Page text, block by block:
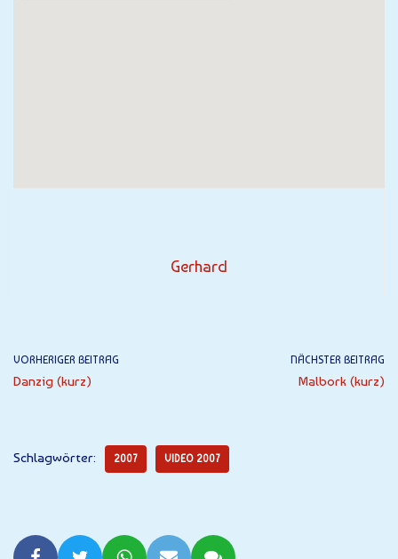
Gerhard
VORHERIGER BEITRAG
Danzig (kurz)
NÄCHSTER BEITRAG
Malbork (kurz)
Schlagwörter: 2007 VIDEO 2007